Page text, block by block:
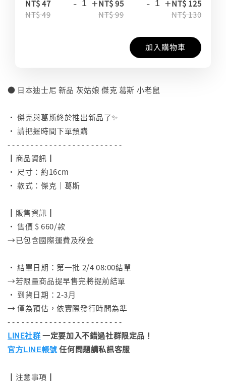
NT$ 47
NT$ 49
- +NT$ 95
NT$ 99
- +NT$ 125
NT$ 130
加入購物車
● 日本迪士尼 新品 灰姑娘 傑克 葛斯 小老鼠
• 傑克與葛斯終於推出新品了✨
• 請把握時間下單預購
- - - - - - - - - - - - - - - - - - - - - - - - -
┃商品資訊┃
• 尺寸：約16cm
• 款式：傑克｜葛斯
┃販售資訊┃
• 售價 $ 660/款
→已包含國際運費及稅金
• 結單日期：第一批 2/4 08:00結單
→若限量商品提早售完將提前結單
• 到貨日期：2-3月
→ 僅為預估，依實際發行時間為準
- - - - - - - - - - - - - - - - - - - - - - - - -
LINE社群一定要加入不錯過社群限定品！
官方LINE帳號 任何問題請私訊客服
┃注意事項┃